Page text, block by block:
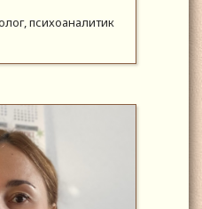
психоаналитик